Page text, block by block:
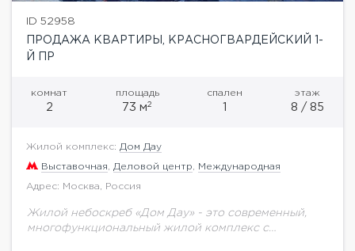
ID 52958
ПРОДАЖА КВАРТИРЫ, КРАСНОГВАРДЕЙСКИЙ 1-
Й ПР
комнат
2
площадь
73 м2
спален
1
этаж
8 / 85
Жилой комплекс: Дом Дау
Выставочная Деловой центр Международная
Адрес: Москва, Россия
Жилой небоскреб «Дом Дау» - это современный,
многофункциональный жилой комплекс с